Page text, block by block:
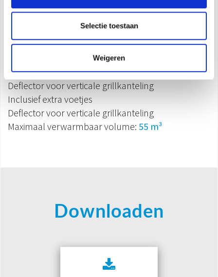
Selectie toestaan
Weigeren
Kamerthermostaat
Oververhittingsbeveiliging
Mechanische bediening
Alleen ventilatorfunctie
Antivriesfunctie
Deflector voor verticale grillkanteling
Inclusief extra voetjes
Deflector voor verticale grillkanteling
Maximaal verwarmbaar volume: 55 m³
Downloaden